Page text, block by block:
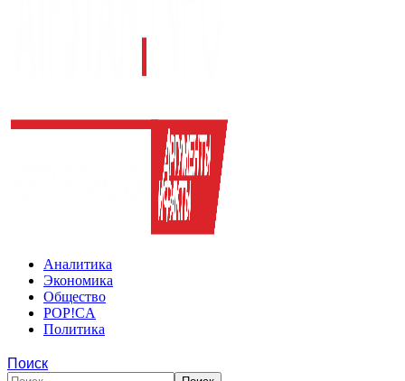
Аналитика
Экономика
Общество
POP!CA
Политика
Поиск